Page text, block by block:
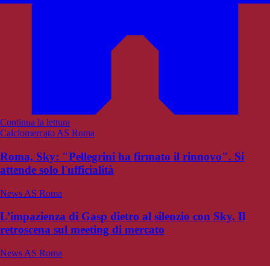
Continua la lettura
Calciomercato AS Roma
Roma, Sky: "Pellegrini ha firmato il rinnovo". Si
attende solo l'ufficialità
News AS Roma
L’impazienza di Gasp dietro al silenzio con Sky. Il
retroscena sul meeting di mercato
News AS Roma